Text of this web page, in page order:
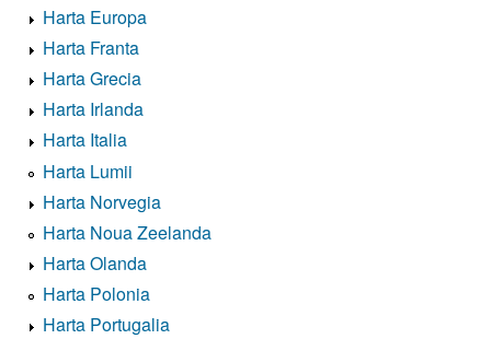
Harta Europa
Harta Franta
Harta Grecia
Harta Irlanda
Harta Italia
Harta Lumii
Harta Norvegia
Harta Noua Zeelanda
Harta Olanda
Harta Polonia
Harta Portugalia